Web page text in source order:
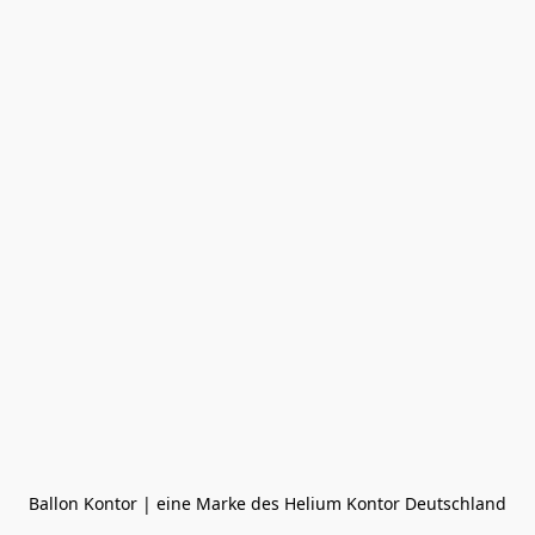
Ballon Kontor | eine Marke des Helium Kontor Deutschland